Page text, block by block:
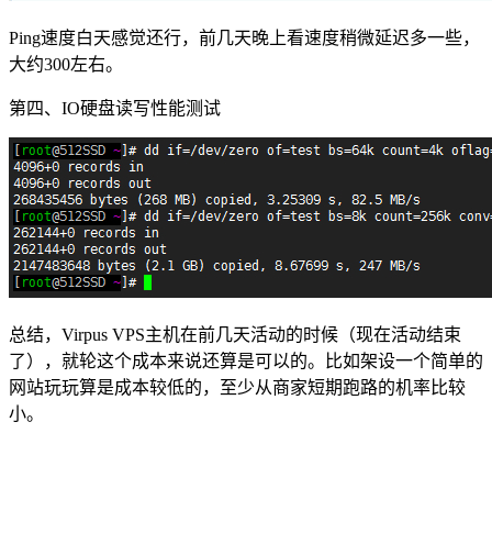
Ping速度白天感觉还行，前几天晚上看速度稍微延迟多一些，
大约300左右。
第四、IO硬盘读写性能测试
总结，Virpus VPS主机在前几天活动的时候（现在活动结束
了），就轮这个成本来说还算是可以的。比如架设一个简单的
网站玩玩算是成本较低的，至少从商家短期跑路的机率比较
小。